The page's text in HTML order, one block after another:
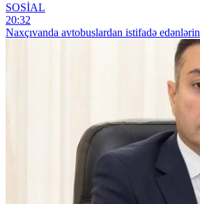
SOSİAL
20:32
Naxçıvanda avtobuslardan istifadə edənlərin